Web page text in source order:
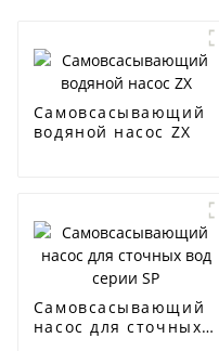
Самовсасывающий
водяной насос ZX
Самовсасывающий
насос для сточных